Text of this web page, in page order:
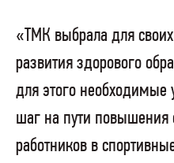
«ТМК выбрала для
развития здорового
для этого необходимые
шаг на пути повышения
работников в